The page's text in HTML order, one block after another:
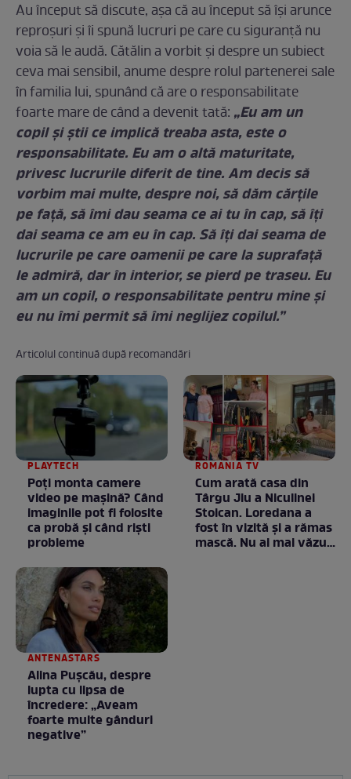
Au început să discute, așa că au început să își arunce
reproșuri și îi spună lucruri pe care cu siguranță nu
voia să le audă. Cătălin a vorbit și despre un subiect
ceva mai sensibil, anume despre rolul partenerei sale
în familia lui, spunând că are o responsabilitate
foarte mare de când a devenit tată: „Eu am un
copil şi ştii ce implică treaba asta, este o
responsabilitate. Eu am o altă maturitate,
privesc lucrurile diferit de tine. Am decis să
vorbim mai multe, despre noi, să dăm cărţile
pe faţă, să îmi dau seama ce ai tu în cap, să îţi
dai seama ce am eu în cap. Să îţi dai seama de
lucrurile pe care oamenii pe care la suprafaţă
le admiră, dar în interior, se pierd pe traseu. Eu
am un copil, o responsabilitate pentru mine şi
eu nu îmi permit să îmi neglijez copilul.”
Articolul continuă după recomandări
PLAYTECH
Poți monta camere
video pe mașină? Când
imaginile pot fi folosite
ca probă și când riști
probleme
ROMANIA TV
Cum arată casa din
Târgu Jiu a Niculinei
Stoican. Loredana a
fost în vizită și a rămas
mască. Nu ai mai văzut
ANTENASTARS
Alina Pușcău, despre
lupta cu lipsa de
încredere: „Aveam
foarte multe gânduri
negative”